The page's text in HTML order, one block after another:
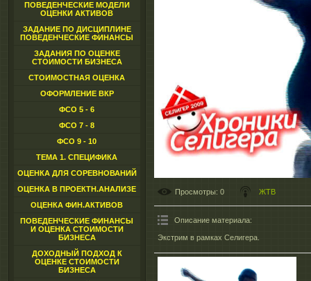
ПОВЕДЕНЧЕСКИЕ МОДЕЛИ
ОЦЕНКИ АКТИВОВ
ЗАДАНИЕ ПО ДИСЦИПЛИНЕ
ПОВЕДЕНЧЕСКИЕ ФИНАНСЫ
ЗАДАНИЯ ПО ОЦЕНКЕ
СТОИМОСТИ БИЗНЕСА
СТОИМОСТНАЯ ОЦЕНКА
ОФОРМЛЕНИЕ ВКР
ФСО 5 - 6
ФСО 7 - 8
ФСО 9 - 10
ТЕМА 1. СПЕЦИФИКА
ОЦЕНКА ДЛЯ СОРЕВНОВАНИЙ
ОЦЕНКА В ПРОЕКТН.АНАЛИЗЕ
ОЦЕНКА ФИН.АКТИВОВ
ПОВЕДЕНЧЕСКИЕ ФИНАНСЫ
И ОЦЕНКА СТОИМОСТИ
БИЗНЕСА
ДОХОДНЫЙ ПОДХОД К
ОЦЕНКЕ СТОИМОСТИ
БИЗНЕСА
Просмотры: 0 ЖТВ
Описание материала:
Экстрим в рамках Селигера.